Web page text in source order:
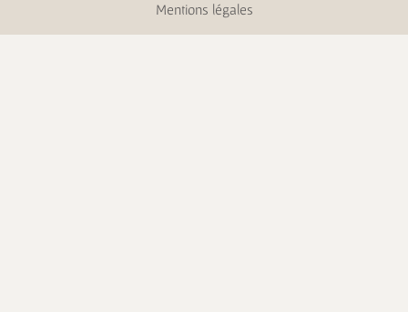
Mentions légales